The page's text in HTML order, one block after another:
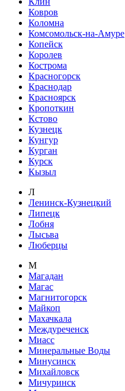
Ковров
Коломна
Комсомольск-на-Амуре
Копейск
Королев
Кострома
Красногорск
Краснодар
Красноярск
Кропоткин
Кстово
Кузнецк
Кунгур
Курган
Курск
Кызыл
Л
Ленинск-Кузнецкий
Липецк
Лобня
Лысьва
Люберцы
М
Магадан
Магас
Магнитогорск
Майкоп
Махачкала
Междуреченск
Миасс
Минеральные Воды
Минусинск
Михайловск
Мичуринск